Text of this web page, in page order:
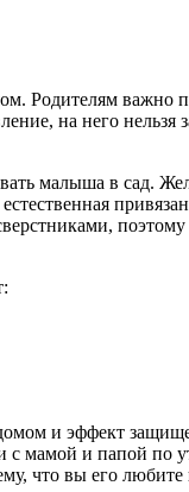
Родителям важно
на него нельзя
малыша в сад.
и эффект
с мамой и папой по
что вы его любите